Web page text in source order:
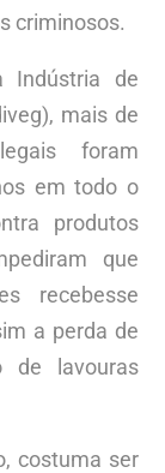
criminosos.
Indústria de
mais de
foram
em todo o
produtos
que
recebesse
a perda de
de lavouras
costuma ser